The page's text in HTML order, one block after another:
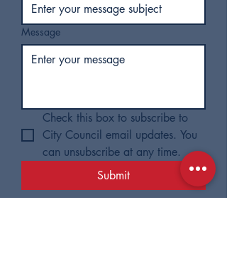
Message
Check this box to subscribe to
City Council email updates. You
can unsubscribe at any time.
Submit